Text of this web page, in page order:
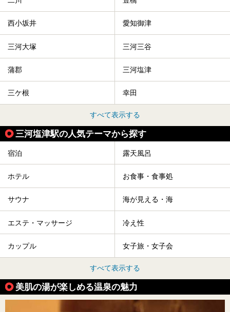
西小坂井 愛知御津
三河大塚 三河三谷
蒲郡 三河塩津
三ケ根 幸田
すべて表示する
三河塩津駅の人気テーマから探す
宿泊 露天風呂
ホテル お食事・食事処
サウナ 海が見える・海
エステ・マッサージ 冷え性
カップル 女子旅・女子会
すべて表示する
美肌の湯が楽しめる温泉の魅力